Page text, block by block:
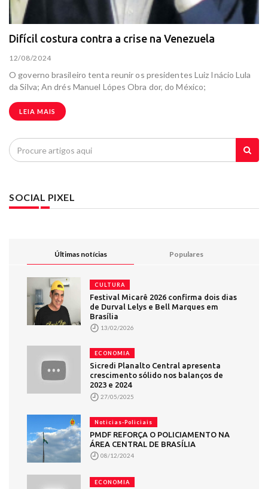
Difícil costura contra a crise na Venezuela
12/08/2024
O governo brasileiro tenta reunir os presidentes Luiz Inácio Lula
da Silva; An drés Manuel Lópes Obra dor, do México;
LEIA MAIS
SOCIAL PIXEL
Últimas notícias Populares
CULTURA
Festival Micarê 2026 confirma dois dias
de Durval Lelys e Bell Marques em
Brasília
13/02/2026
ECONOMIA
Sicredi Planalto Central apresenta
crescimento sólido nos balanços de
2023 e 2024
27/05/2025
Noticias-Policiais
PMDF REFORÇA O POLICIAMENTO NA
ÁREA CENTRAL DE BRASÍLIA
08/12/2024
ECONOMIA